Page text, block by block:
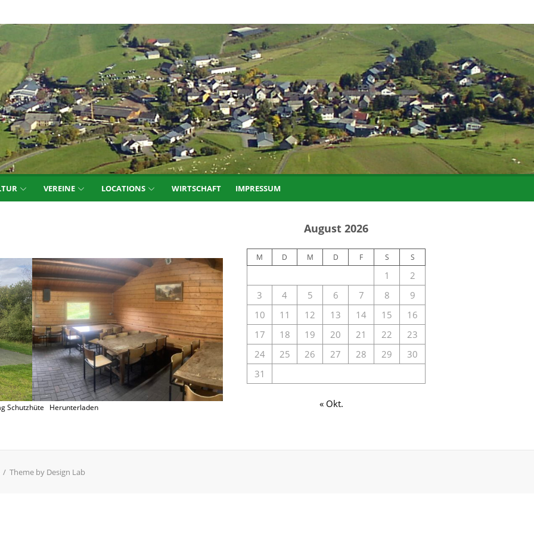
VEREINE LOCATIONS WIRTSCHAFT IMPRESSUM
Schutzhüte Herunterladen
August 2026
M D M D F S S
1
2
3
4 5 6 7 8
9
10
11 12 13 14 15
16
17
18 19 20 21 22
23
24
25 26 27 28 29
30
31
« Okt.
/ Theme by Design Lab